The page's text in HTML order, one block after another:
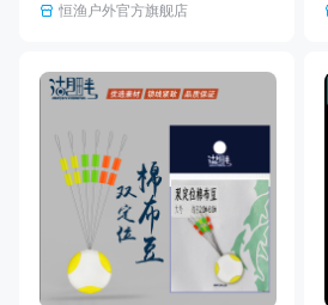
恒渔户外官方旗舰店